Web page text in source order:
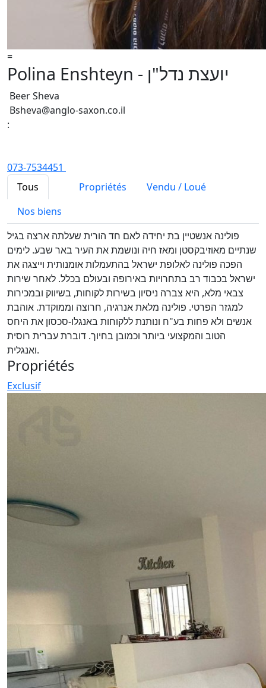
=
Polina Enshteyn - יועצת נדל"ן
Beer Sheva
Bsheva@anglo-saxon.co.il
:
073-7534451
Tous
Propriétés
Vendu / Loué
Nos biens
פולינה אנשטיין בת יחידה לאם חד הורית שעלתה ארצה בגיל
שנתיים מאוזיבקסטן ומאז חיה ונושמת את העיר באר שבע. לימים
הפכה פולינה לאלופת ישראל בהתעמלות אומנותית וייצגה את
ישראל בכבוד רב בתחרויות באירופה ובעולם בכלל. לאחר שירות
צבאי מלא, היא צברה ניסיון בשירות לקוחות, בשיווק ובמכירות
למגזר הפרטי. פולינה מלאת אנרגיה, חרוצה וממוקדת. אוהבת
אנשים ולא פחות בע"ח ונותנת ללקוחות באנגלו-סכסון את היחס
הטוב והמקצועי ביותר וכמובן בחיוך. דוברת עברית רוסית
ואנגלית.
Propriétés
Exclusif